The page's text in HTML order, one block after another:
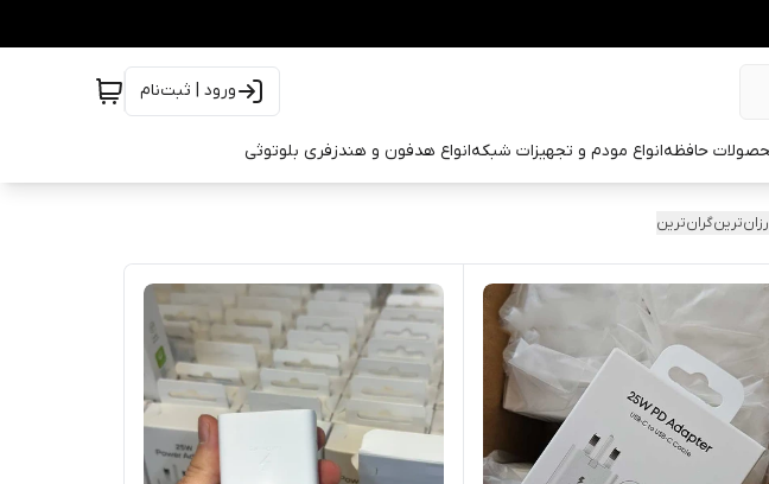
ورود | ثبت‌نام
حافظهانواع مودم و تجهیزات شبکهانواع هدفون و هندزفری بلوتوثی
گران‌ترین